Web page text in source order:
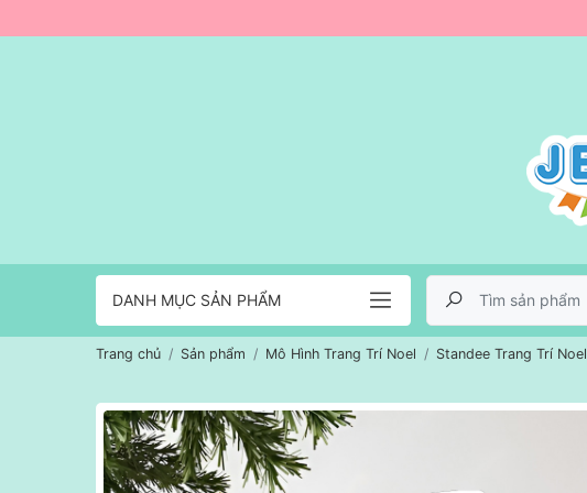
DANH MỤC SẢN PHẨM
Trang chủ Sản phẩm Mô Hình Trang Trí Noel Standee Trang Trí Noel